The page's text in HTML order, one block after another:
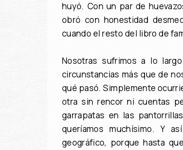
huyó. Con un par de
obró con honestidad
cuando el resto del libro de
Nosotras sufrimos a lo
circunstancias más que de
qué pasó. Simplemente
otra sin rencor ni cuentas
garrapatas en las
queríamos muchísimo. Y
geográfico, porque hasta